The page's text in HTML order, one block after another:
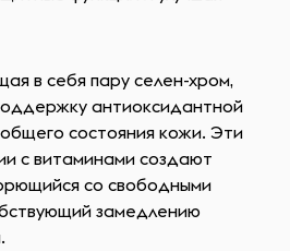
в себя пару селен-хром,
антиоксидантной
состояния кожи. Эти
с витаминами создают
со свободными
замедлению